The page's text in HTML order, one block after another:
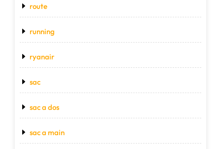
route
running
ryanair
sac
sac a dos
sac a main